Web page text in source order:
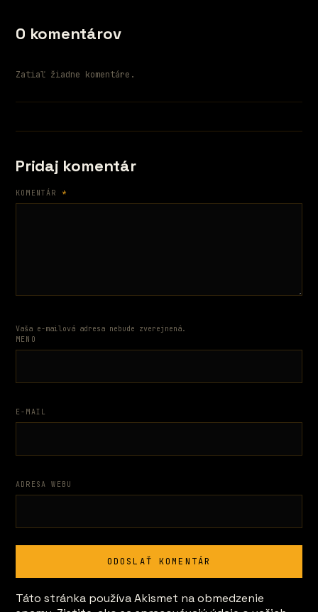
0 komentárov
Zatiaľ žiadne komentáre.
Pridaj komentár
KOMENTÁR *
Vaša e-mailová adresa nebude zverejnená.
MENO
E-MAIL
ADRESA WEBU
Táto stránka používa Akismet na obmedzenie